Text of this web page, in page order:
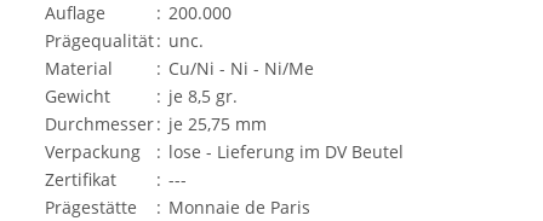
Auflage
: 200.000
Prägequalität: unc.
Material
: Cu/Ni - Ni - Ni/Me
Gewicht
: je 8,5 gr.
Durchmesser: je 25,75 mm
Verpackung
: lose - Lieferung im DV Beutel
Zertifikat
: ---
Prägestätte
: Monnaie de Paris